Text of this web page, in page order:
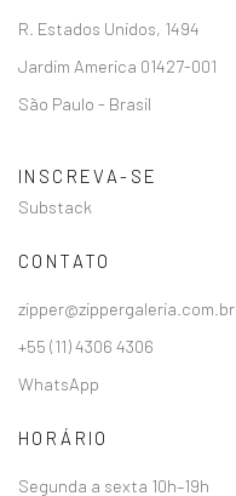
R. Estados Unidos, 1494
Jardim America 01427-001
São Paulo - Brasil
INSCREVA-SE
Substack
CONTATO
zipper@zippergaleria.com.br
+55 (11) 4306 4306
WhatsApp
HORÁRIO
Segunda a sexta 10h–19h